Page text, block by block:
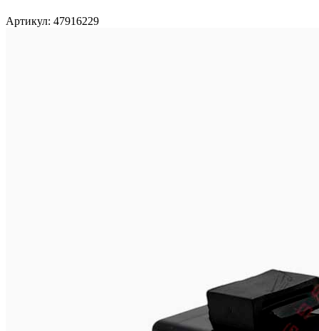
Артикул: 47916229